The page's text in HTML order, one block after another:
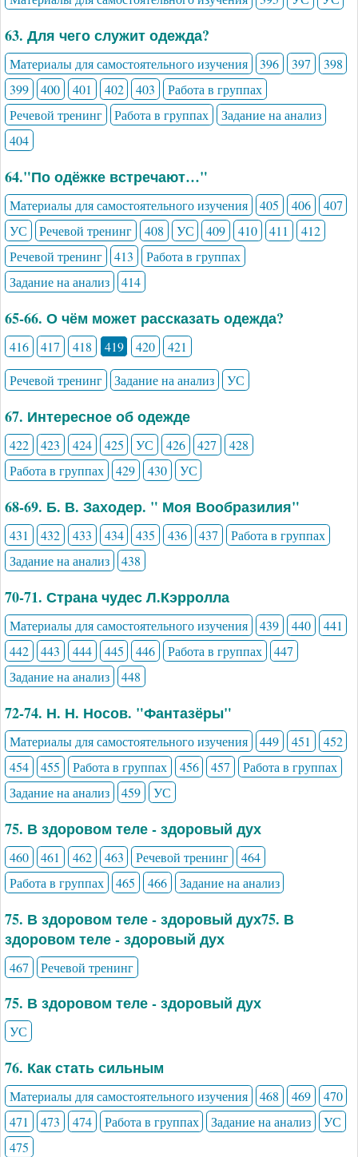
63. Для чего служит одежда?
Материалы для самостоятельного изучения 396 397
398
399
400 401 402 403
Работа в группах
Речевой тренинг
Работа в группах
Задание на анализ
404
64."По одёжке встречают…"
Материалы для самостоятельного изучения 405 406
407
УС
Речевой тренинг 408 УС 409 410 411
412
Речевой тренинг
413
Работа в группах
Задание на анализ
414
65-66. О чём может рассказать одежда?
416 417 418 419 420
421
Речевой тренинг
Задание на анализ УС
67. Интересное об одежде
422 423 424 425 УС 426 427
428
Работа в группах
429 430 УС
68-69. Б. В. Заходер. " Моя Вообразилия"
431 432 433 434 435 436 437
Работа в группах
Задание на анализ
438
70-71. Страна чудес Л.Кэрролла
Материалы для самостоятельного изучения 439 440
441
442
443 444 445 446 Работа в группах
447
Задание на анализ
448
72-74. Н. Н. Носов. "Фантазёры"
Материалы для самостоятельного изучения 449 451
452
454
455 Работа в группах 456 457
Работа в группах
Задание на анализ
459 УС
75. В здоровом теле - здоровый дух
460 461 462 463 Речевой тренинг
464
Работа в группах
465 466 Задание на анализ
75. В здоровом теле - здоровый дух75. В
здоровом теле - здоровый дух
467 Речевой тренинг
75. В здоровом теле - здоровый дух
УС
76. Как стать сильным
Материалы для самостоятельного изучения 468 469
470
471
473 474 Работа в группах Задание на анализ
УС
475